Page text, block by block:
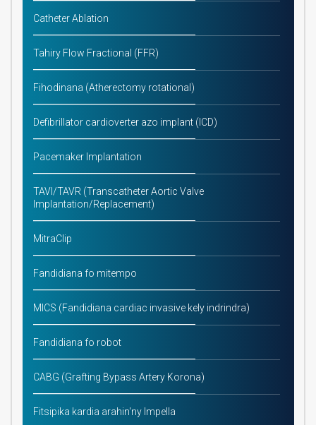
Catheter Ablation
Tahiry Flow Fractional (FFR)
Fihodinana (Atherectomy rotational)
Defibrillator cardioverter azo implant (ICD)
Pacemaker Implantation
TAVI/TAVR (Transcatheter Aortic Valve
Implantation/Replacement)
MitraClip
Fandidiana fo mitempo
MICS (Fandidiana cardiac invasive kely indrindra)
Fandidiana fo robot
CABG (Grafting Bypass Artery Korona)
Fitsipika kardia arahin'ny Impella